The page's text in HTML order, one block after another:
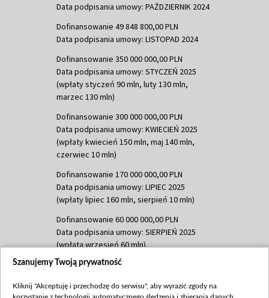
Data podpisania umowy: PAŹDZIERNIK 2024
Dofinansowanie 49 848 800,00 PLN
Data podpisania umowy: LISTOPAD 2024
Dofinansowanie 350 000 000,00 PLN
Data podpisania umowy: STYCZEŃ 2025
(wpłaty styczeń 90 mln, luty 130 mln,
marzec 130 mln)
Dofinansowanie 300 000 000,00 PLN
Data podpisania umowy: KWIECIEŃ 2025
(wpłaty kwiecień 150 mln, maj 140 mln,
czerwiec 10 mln)
Dofinansowanie 170 000 000,00 PLN
Data podpisania umowy: LIPIEC 2025
(wpłaty lipiec 160 mln, sierpień 10 mln)
Dofinansowanie 60 000 000,00 PLN
Data podpisania umowy: SIERPIEŃ 2025
(wpłata wrzesień 60 mln)
Dofinansowanie 635 783 051,21 PLN
(wpłata wrzesień 100 mln, październik 350
Szanujemy Twoją prywatność
Kliknij "Akceptuję i przechodzę do serwisu", aby wyrazić zgody na